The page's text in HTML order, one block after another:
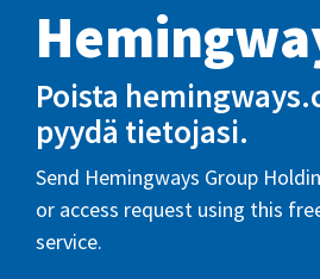
Poista
pyydä tietojasi.
Send Hemingways Group
or access request using this
service.